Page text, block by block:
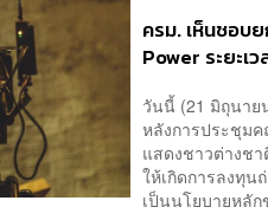
ครม. เห็นชอบ
Power ระยะเ
วันนี้ (21 มิถุนาย
หลังการประชุม
แสดงชาวต่างชา
ให้เกิดการลงทุน
เป็นนโยบายหลั